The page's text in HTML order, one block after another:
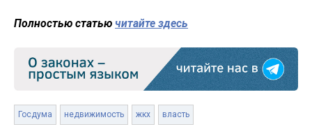
Полностью статью читайте здесь
Госдума недвижимость жкх власть